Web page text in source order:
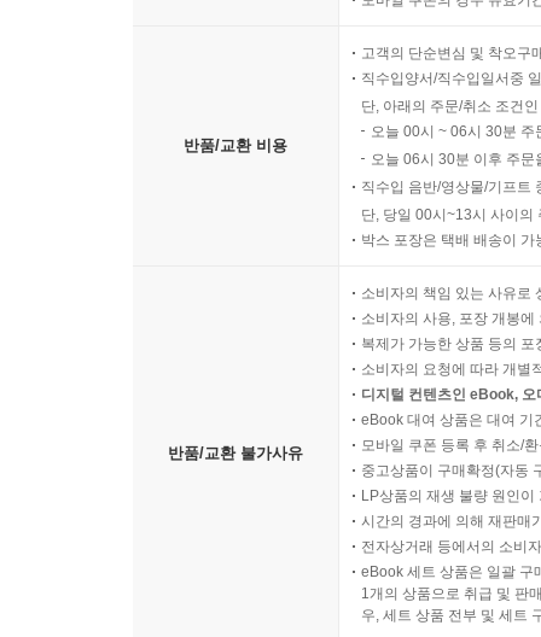
반품/교환 비용
고객의 단순변심 및 착오구
직수입양서/직수입일서중
단, 아래의 주문/취소 조건
오늘 00시 ~ 06시 30분
오늘 06시 30분 이후 주
직수입 음반/영상물/기프트
단, 당일 00시~13시 사이의
박스 포장은 택배 배송이
반품/교환 불가사유
소비자의 책임 있는 사유로
소비자의 사용, 포장 개봉
복제가 가능한 상품 등의
소비자의 요청에 따라 개별
디지털 컨텐츠인 eBook,
eBook 대여 상품은 대여 기
모바일 쿠폰 등록 후 취소/
중고상품이 구매확정(자동
LP상품의 재생 불량 원인
시간의 경과에 의해 재판매
전자상거래 등에서의 소비
eBook 세트 상품은 일괄 구
1개의 상품으로 취급 및 판
우, 세트 상품 전부 및 세트